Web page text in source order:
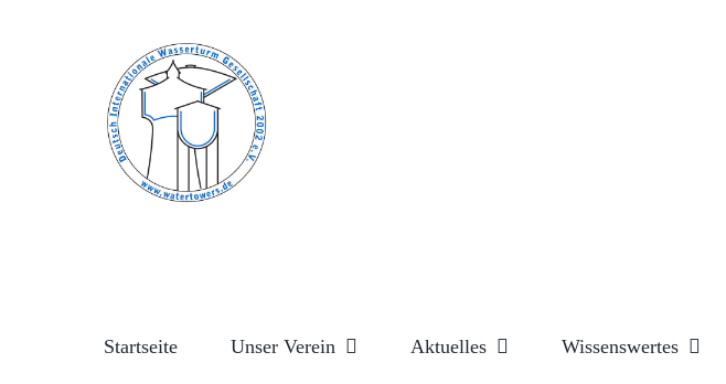
Startseite Unser Verein Aktuelles Wissenswertes